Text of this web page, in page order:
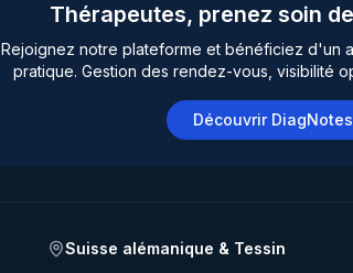
Thérapeutes, prenez soin
Rejoignez notre plateforme et bénéficiez d'un
pratique. Gestion des rendez-vous, visibilité
Découvrir
Suisse alémanique & Tessin